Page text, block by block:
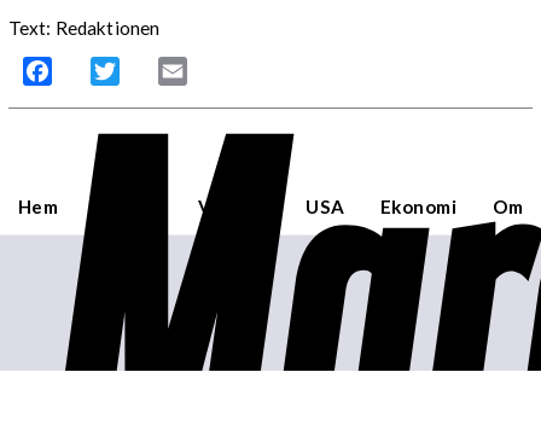
Text: Redaktionen
Facebook Twitter
Hem Världen USA Ekonomi Om